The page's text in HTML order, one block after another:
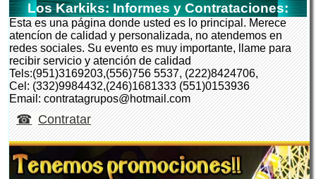
Los Karkiks: Informes y Contrataciones:
Esta es una página donde usted es lo principal. Merece
atencíon de calidad y personalizada, no atendemos en
redes sociales. Su evento es muy importante, llame para
recibir servicio y atención de calidad
Tels:(951)3169203,(556)756 5537, (222)8424706,
Cel: (332)9984432,(246)1681333 (551)0153936
Email: contratagrupos@hotmail.com
Contratar